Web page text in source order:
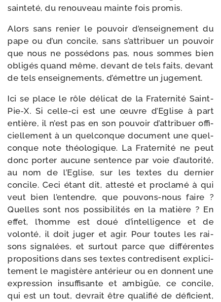
sain­te­té, du renou­veau mainte fois promis.
Alors sans renier le pou­voir d’en­sei­gne­ment du
pape ou d’un concile, sans s’at­tri­buer un pou­voir
que nous ne pos­sé­dons pas, nous sommes bien
obli­gés quand même, devant de tels faits, devant
de tels ensei­gne­ments, d’é­mettre un jugement.
Ici se place le rôle déli­cat de la Fraternité Saint-​
Pie‑X. Si celle-​ci est une œuvre d’Eglise à part
entière, il n’est pas en son pou­voir d’at­tri­buer offi­
ciel­le­ment à un quel­conque docu­ment une quel­
conque note théo­lo­gique. La Fraternité ne peut
donc por­ter aucune sen­tence par voie d’au­to­ri­té,
au nom de l’Eglise, sur les textes du der­nier
concile. Ceci étant dit, attes­té et pro­cla­mé à qui
veut bien l’en­tendre, que pouvons-​nous faire ?
Quelles sont nos pos­si­bi­li­tés en la matière ? En
effet, l’homme est doué d’in­tel­li­gence et de
volon­té, il doit juger et agir. Pour toutes les rai­
sons signa­lées, et sur­tout parce que dif­fé­rentes
pro­po­si­tions dans ses textes contre­disent expli­ci­
te­ment le magis­tère anté­rieur ou en donnent une
expres­sion insuf­fi­sante et ambigüe, ce concile,
qui est un tout, devrait être qua­li­fié de défi­cient,